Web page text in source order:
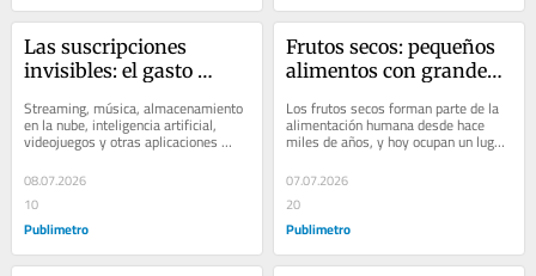
Las suscripciones
invisibles: el gasto
afectar tus finanzas
Streaming, música, almacenamiento
en la nube, inteligencia artificial,
videojuegos y otras aplicaciones
forman parte de la vida cotidiana de
millones...
08.07.2026
10
Publimetro
Frutos secos: pequeños
alimentos con grandes
Los frutos secos forman parte de la
alimentación humana desde hace
miles de años, y hoy ocupan un lugar
destacado en las recomendaciones
de...
07.07.2026
20
Publimetro